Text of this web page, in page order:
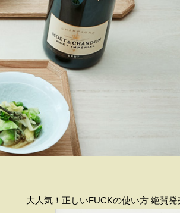
大人気！正しいFUCKの使い方 絶賛発